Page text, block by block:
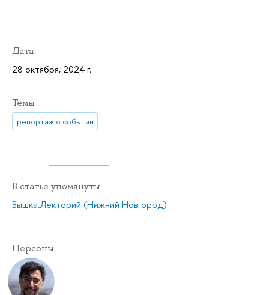
Дата
28 октября, 2024 г.
Темы
репортаж о событии
В статье упомянуты
Вышка.Лекторий (Нижний Новгород)
Персоны